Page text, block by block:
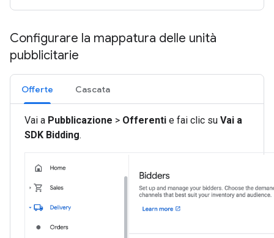
Configurare la mappatura delle unità
pubblicitarie
Offerte Cascata
Vai a Pubblicazione > Offerenti e fai clic su Vai a
SDK Bidding.